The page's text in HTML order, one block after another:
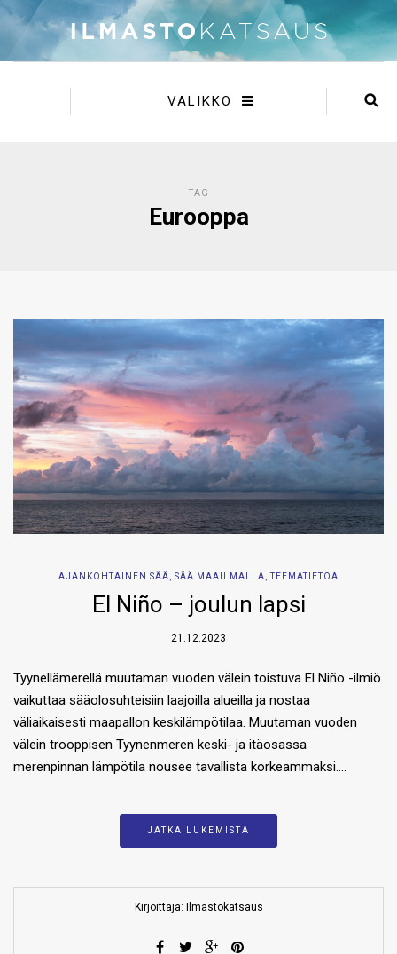
VALIKKO
TAG
Eurooppa
AJANKOHTAINEN SÄÄ, SÄÄ MAAILMALLA,TEEMATIETOA
El Niño – joulun lapsi
21.12.2023
Tyynellämerellä muutaman vuoden välein toistuva El Niño -ilmiö
vaikuttaa sääolosuhteisiin laajoilla alueilla ja nostaa
väliaikaisesti maapallon keskilämpötilaa. Muutaman vuoden
välein trooppisen Tyynenmeren keski- ja itäosassa
merenpinnan lämpötila nousee tavallista korkeammaksi….
JATKA LUKEMISTA
Kirjoittaja: Ilmastokatsaus